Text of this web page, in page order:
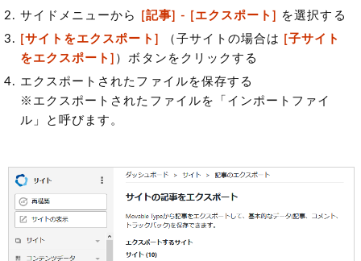
サイドメニューから
[記事] - [エクスポート]
を選択する
[サイトをエクスポート]
（子サイトの場合は
[子サイト
をエクスポート] ）ボタンをクリックする
エクスポートされたファイルを保存する
※エクスポートされたファイルを「インポートファイ
ル」と呼びます。